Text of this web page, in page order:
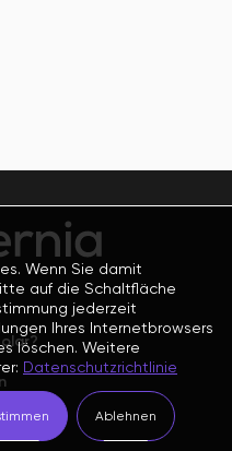
Wenn Sie damit
auf die Schaltfläche
jederzeit
Ihres Internetbrowsers
löschen. Weitere
Datenschutzrichtlinie
Ablehnen